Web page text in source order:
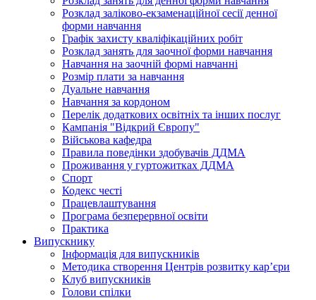
Розклад заліково-екзаменаційної сесії денної
форми навчання
Графік захисту кваліфікаційних робіт
Розклад занять для заочної форми навчання
Навчання на заочній формі навчанні
Розмір плати за навчання
Дуальне навчання
Навчання за кордоном
Перелік додаткових освітніх та інших послуг
Кампанія "Відкрий Європу"
Військова кафедра
Правила поведінки здобувачів ДДМА
Проживання у гуртожитках ДДМА
Спорт
Кодекс честі
Працевлаштування
Програма безперервної освіти
Практика
Випускнику
Інформація для випускників
Методика створення Центрів розвитку кар’єри
Клуб випускників
Голови спілки